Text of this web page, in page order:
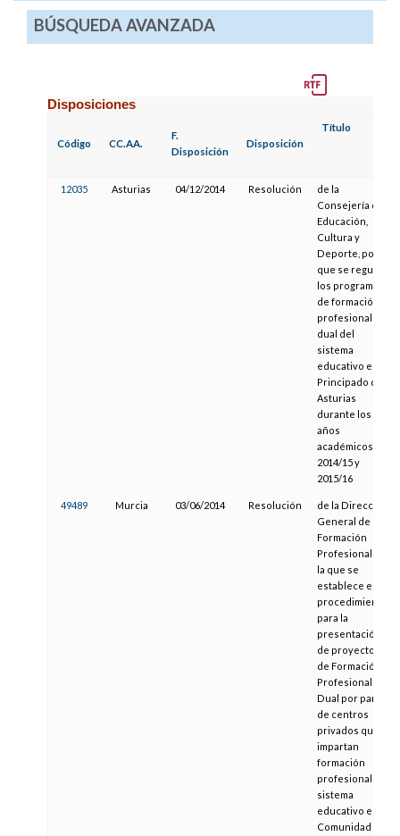
BÚSQUEDA AVANZADA
Disposiciones
Código CC.AA.
F.
Disposición
Disposición
Título
12035 Asturias 04/12/2014 Resolución
de la
Consejería de
Educación,
Cultura y
Deporte, por la
que se regulan
los programas
de formación
profesional
dual del
sistema
educativo en el
Principado de
Asturias
durante los
años
académicos
2014/15 y
2015/16
49489 Murcia 03/06/2014 Resolución
de la Dirección
General de
Formación
Profesional por
la que se
establece el
procedimiento
para la
presentación
de proyectos
de Formación
Profesional
Dual por parte
de centros
privados que
impartan
formación
profesional del
sistema
educativo en la
Comunidad